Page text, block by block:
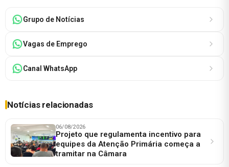
Grupo de Notícias
Vagas de Emprego
Canal WhatsApp
Notícias relacionadas
06/08/2026
Projeto que regulamenta incentivo para
equipes da Atenção Primária começa a
tramitar na Câmara